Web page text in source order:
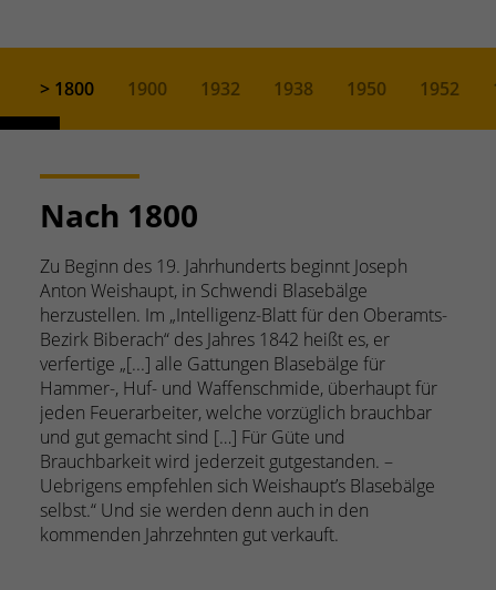
> 1800 1900 1932 1938 1950 1952
Nach 1800
Zu Beginn des 19. Jahrhunderts beginnt Joseph
Anton Weishaupt, in Schwendi Blasebälge
herzustellen. Im „Intelligenz-Blatt für den Oberamts-
Bezirk Biberach“ des Jahres 1842 heißt es, er
verfertige „[...] alle Gattungen Blasebälge für
Hammer-, Huf- und Waffenschmide, überhaupt für
jeden Feuerarbeiter, welche vorzüglich brauchbar
und gut gemacht sind […] Für Güte und
Brauchbarkeit wird jederzeit gutgestanden. –
Uebrigens empfehlen sich Weishaupt’s Blasebälge
selbst.“ Und sie werden denn auch in den
kommenden Jahrzehnten gut verkauft.